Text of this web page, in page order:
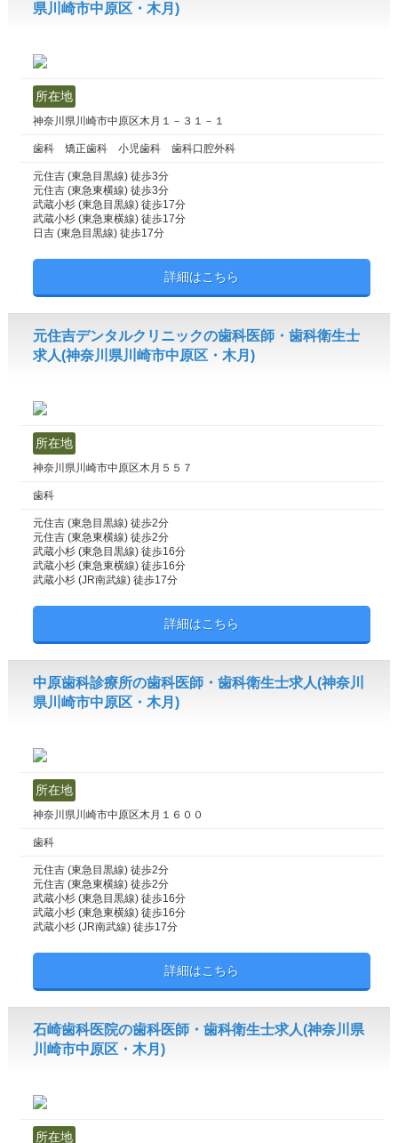
県川崎市中原区・木月)
所在地
神奈川県川崎市中原区木月１－３１－１
歯科 矯正歯科 小児歯科 歯科口腔外科
元住吉 (東急目黒線) 徒歩3分
元住吉 (東急東横線) 徒歩3分
武蔵小杉 (東急目黒線) 徒歩17分
武蔵小杉 (東急東横線) 徒歩17分
日吉 (東急目黒線) 徒歩17分
詳細はこちら
元住吉デンタルクリニックの歯科医師・歯科衛生士
求人(神奈川県川崎市中原区・木月)
所在地
神奈川県川崎市中原区木月５５７
歯科
元住吉 (東急目黒線) 徒歩2分
元住吉 (東急東横線) 徒歩2分
武蔵小杉 (東急目黒線) 徒歩16分
武蔵小杉 (東急東横線) 徒歩16分
武蔵小杉 (JR南武線) 徒歩17分
詳細はこちら
中原歯科診療所の歯科医師・歯科衛生士求人(神奈川
県川崎市中原区・木月)
所在地
神奈川県川崎市中原区木月１６００
歯科
元住吉 (東急目黒線) 徒歩2分
元住吉 (東急東横線) 徒歩2分
武蔵小杉 (東急目黒線) 徒歩16分
武蔵小杉 (東急東横線) 徒歩16分
武蔵小杉 (JR南武線) 徒歩17分
詳細はこちら
石崎歯科医院の歯科医師・歯科衛生士求人(神奈川県
川崎市中原区・木月)
所在地